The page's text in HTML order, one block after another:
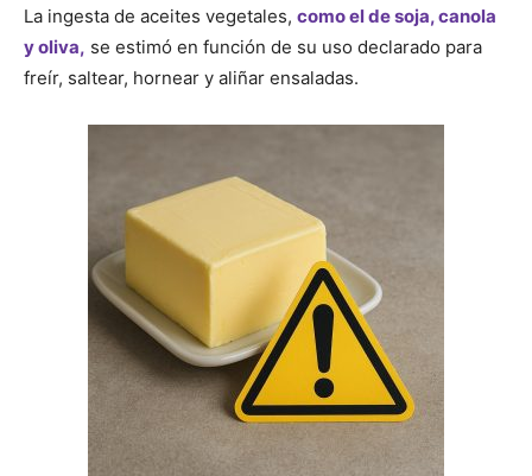
La ingesta de aceites vegetales, como el de soja, canola
y oliva, se estimó en función de su uso declarado para
freír, saltear, hornear y aliñar ensaladas.